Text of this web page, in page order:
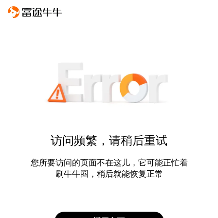
访问频繁，请稍后重试
您所要访问的页面不在这儿，它可能正忙着
刷牛牛圈，稍后就能恢复正常